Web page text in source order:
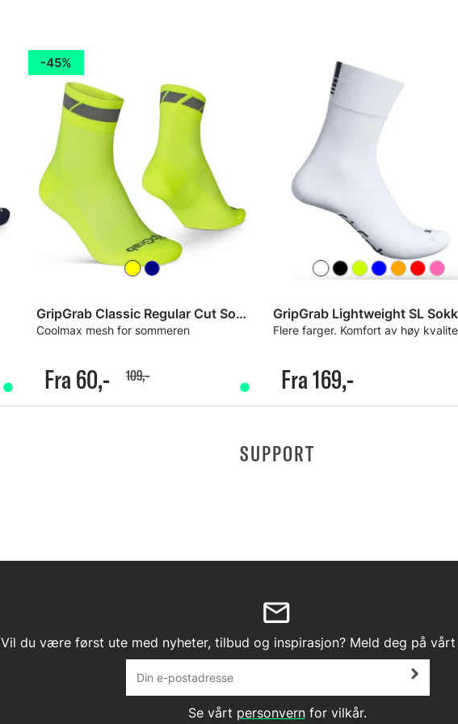
45%
GripGrab Classic Regular Cut Sokker
Coolmax mesh for sommeren
Fra 60,- 109,-
GripGrab Lightweight SL
Flere farger. Komfort av høy
Fra 169,-
SUPPORT
Vil du være først ute med nyheter, tilbud og inspirasjon? Meld deg på vårt
Se vårt personvernfor vilkår.